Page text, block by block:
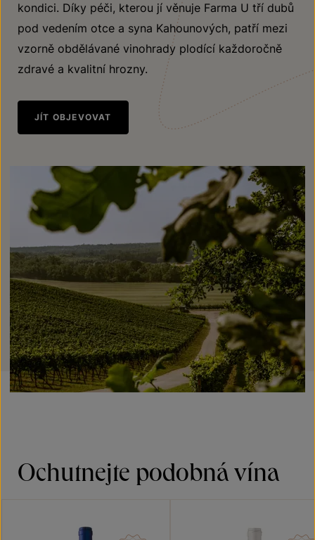
kondici. Díky péči, kterou jí věnuje Farma U tří dubů
pod vedením otce a syna Kahounových, patří mezi
vzorně obdělávané vinohrady plodící každoročně
zdravé a kvalitní hrozny.
JÍT OBJEVOVAT
Ochutnejte podobná vína